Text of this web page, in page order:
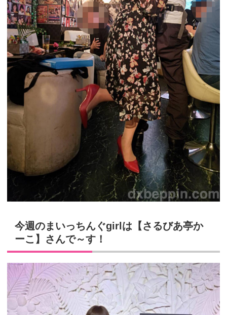
今週のまいっちんぐgirl は【さるびあ亭か
ーこ】さんで～す！